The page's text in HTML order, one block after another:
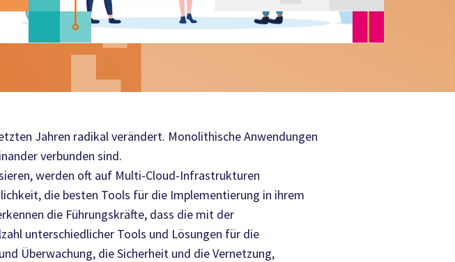
Jahren radikal verändert. Monolithische Anwendungen
verbunden sind.
werden oft auf Multi-Cloud-Infrastrukturen
die besten Tools für die Implementierung in ihrem
die Führungskräfte, dass die mit der
unterschiedlicher Tools und Lösungen für die
Überwachung, die Sicherheit und die Vernetzung,